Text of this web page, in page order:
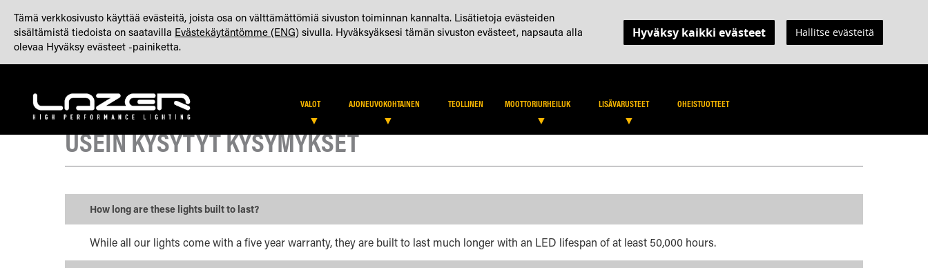
TO
CONTENT
VALMISTETTU YHDISTYNEESSÄ KUNINGASKUNNASSA TIETOJA BLOGI (ENG) OTA YHTEYTTÄ TILI
KIRJAUDU JÄLLEENMYYJÄNÄ
SEARCH
OSTOSKORINI
VALOT AJONEUVOKOHTAINEN TEOLLINEN MOOTTORIURHEILUK LISÄVARUSTEET OHEISTUOTTEET
USEIN KYSYTYT KYSYMYKSET
How long are these lights built to last?
While all our lights come with a five year warranty, they are built to last much longer with an LED lifespan of at least 50,000 hours.
Tämä verkkosivusto käyttää evästeitä, joista osa on välttämättömiä sivuston toiminnan kannalta. Lisätietoja evästeiden
sisältämistä tiedoista on saatavilla Evästekäytäntömme (ENG) sivulla. Hyväksyäksesi tämän sivuston evästeet, napsauta alla
olevaa Hyväksy evästeet -painiketta.
Hyväksy kaikki evästeet Hallitse evästeitä